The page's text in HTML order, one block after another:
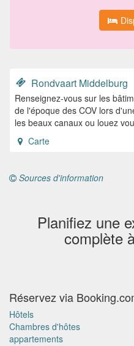
Rondvaart Middelburg
Renseignez-vous sur les
de l'époque des COV lors
les beaux canaux ou louez
Carte
Sources d'information
Planifiez une
complète
Réservez via
Hôtels
Chambres d'hôtes
appartements